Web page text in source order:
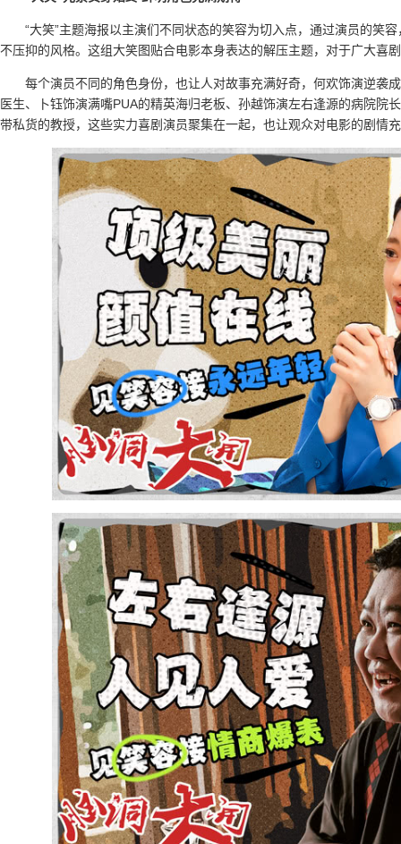
“大笑”主题海报以主演们不同状态的笑容为切入点，通过演员的笑
不压抑的风格。这组大笑图贴合电影本身表达的解压主题，对于广大喜
每个演员不同的角色身份，也让人对故事充满好奇，何欢饰演逆袭
医生、卜钰饰演满嘴PUA的精英海归老板、孙越饰演左右逢源的病院院
带私货的教授，这些实力喜剧演员聚集在一起，也让观众对电影的剧情